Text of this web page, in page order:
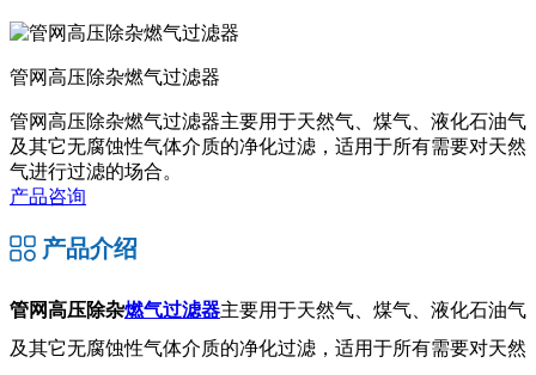
管网高压除杂燃气过滤器
管网高压除杂燃气过滤器主要用于天然气、煤气、液化石油气
及其它无腐蚀性气体介质的净化过滤，适用于所有需要对天然
气进行过滤的场合。
产品咨询
产品介绍
管网高压除杂燃气过滤器主要用于天然气、煤气、液化石油气
及其它无腐蚀性气体介质的净化过滤，适用于所有需要对天然